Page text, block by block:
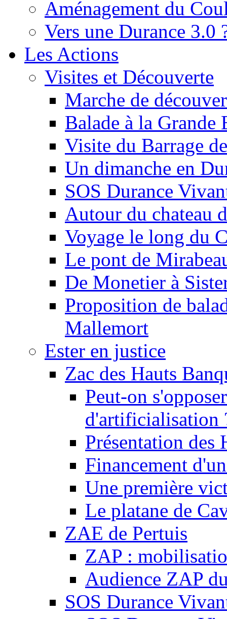
Aménagement du
Vers une Durance 3.0
Les Actions
Visites et Découverte
Marche de
Balade à la Grande
Visite du Barrage
Un dimanche en
SOS Durance
Autour du chateau
Voyage le long du
Le pont de
De Monetier à
Proposition de
Mallemort
Ester en justice
Zac des Hauts
Peut-on
d'artificialisation
Présentation des
Financement
Une première
Le platane de
ZAE de Pertuis
ZAP :
Audience ZAP
SOS Durance